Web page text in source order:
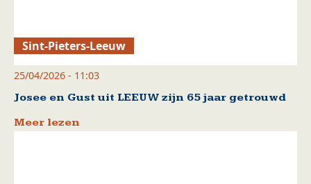
Sint-Pieters-Leeuw
25/04/2026 - 11:03
Josee en Gust uit LEEUW zijn 65 jaar getrouwd
Meer lezen